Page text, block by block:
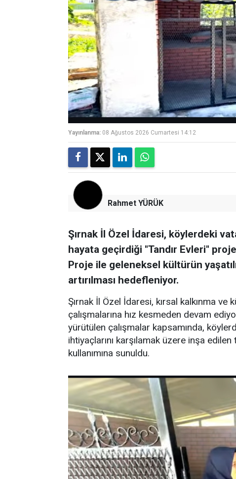
Yayınlanma: 08 Ağustos 2026 Cumartesi 14:12
Rahmet YÜRÜK
Şırnak İl Özel İdaresi, köylerdeki
hayata geçirdiği "Tandır Evleri"
Proje ile geleneksel kültürün
artırılması hedefleniyor.
Şırnak İl Özel İdaresi, kırsal kalkınma
çalışmalarına hız kesmeden devam
yürütülen çalışmalar kapsamında,
ihtiyaçlarını karşılamak üzere inşa
kullanımına sunuldu.